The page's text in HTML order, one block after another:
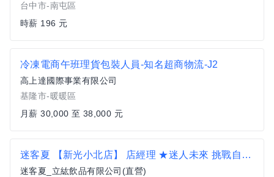
台中市-南屯區
時薪 196 元
冷凍電商午班理貨包裝人員-知名超商物流-J2
高上達國際事業有限公司
基隆市-暖暖區
月薪 30,000 至 38,000 元
迷客夏 【新光小北店】 店經理 ★迷人未來 挑戰自我★42K起薪 擴大徵才
迷客夏_立紘飲品有限公司(直營)